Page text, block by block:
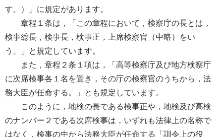
す。）」に規定があります。
章程１条は，「この章程において，検察庁の長とは，
検事総長，検事長，検事正，上席検察官（中略）をい
う。」と規定しています。
また，章程２条１項は，「高等検察庁及び地方検察庁
に次席検事各１名を置き，その庁の検察官のうちから，法
務大臣が任命する。」とも規定しています。
このように，地検の長である検事正や，地検及び高検
のナンバー２である次席検事は，いずれも法律上の名称で
はなく，検事の中から法務大臣が任命する「訓令上の役